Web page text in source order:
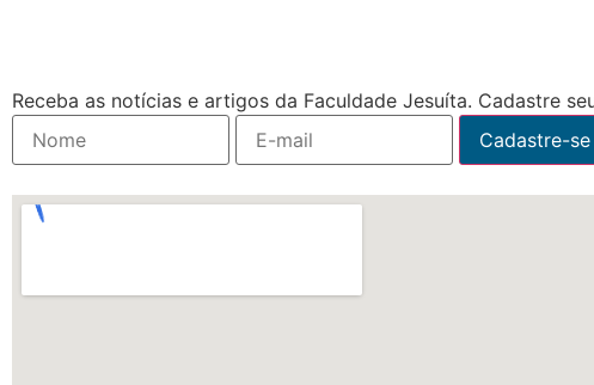
Receba as notícias e artigos da Faculdade Jesuíta. Cadastre